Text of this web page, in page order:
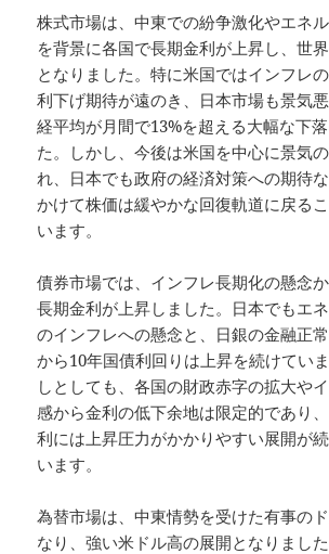
株式市場は、中東での紛争激化やエネ
を背景に各国で長期金利が上昇し、世
となりました。特に米国ではインフレ
利下げ期待が遠のき、日本市場も景気
経平均が月間で13%を超える大幅な下
た。しかし、今後は米国を中心に景気
れ、日本でも政府の経済対策への期待
かけて株価は緩やかな回復軌道に戻る
います。
債券市場では、インフレ長期化の懸念
長期金利が上昇しました。日本でもエ
のインフレへの懸念と、日銀の金融正
から10年国債利回りは上昇を続けてい
しとしても、各国の財政赤字の拡大や
感から金利の低下余地は限定的であり
利には上昇圧力がかかりやすい展開が
います。
為替市場は、中東情勢を受けた有事の
なり、強い米ドル高の展開となりまし